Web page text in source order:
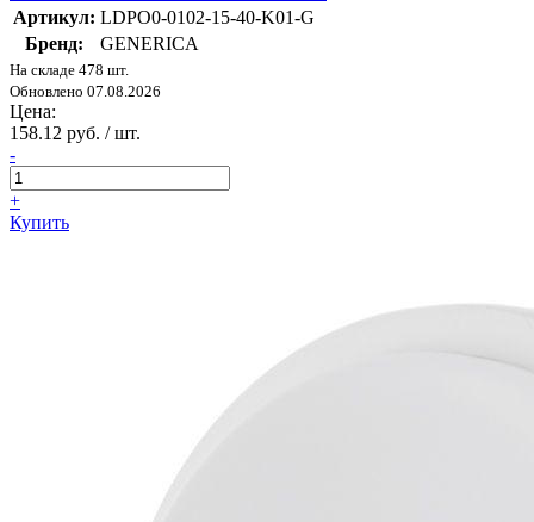
Артикул: LDPO0-0102-15-40-K01-G
Бренд:
GENERICA
На складе 478 шт.
Обновлено 07.08.2026
Цена:
158.12 руб. / шт.
-
+
Купить